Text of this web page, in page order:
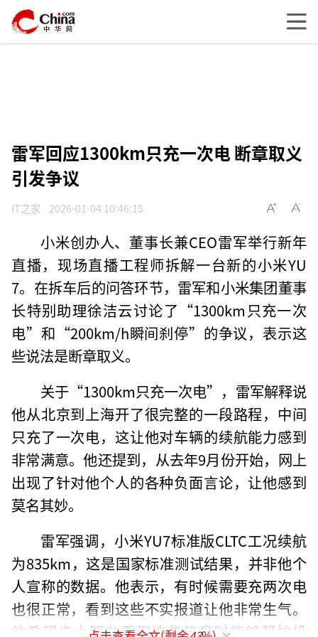
雷军回应1300km只充一次电 断章取义
引发争议
IT之家 2026-01-04 10:46:15
小米创办人、董事长兼CEO雷军举行新年
直播，现场直播工程师拆解一台新的小米YU
7。在拆车后的问答环节，雷军和小米集团董事
长特别助理徐洁云讨论了“1300km只充一次
电”和“200km/h瞬间刹停”的争议，表示这
些说法是断章取义。
关于“1300km只充一次电”，雷军解释说
他从北京到上海开了很完整的一段路程，中间
只充了一次电，这让他对车辆的续航能力感到
非常满意。他还提到，从去年9月份开始，网上
出现了针对他个人的各种负面言论，让他感到
莫名其妙。
雷军强调，小米YU7标准版CLTC工况续航
为835km，这是国家标准测试结果，并非他个
人宣称的数据。他表示，有时候需要充两次电
也很正常，看到这些不实报道让他非常生气。
他希望广大网友看到这些信息时能够帮忙投